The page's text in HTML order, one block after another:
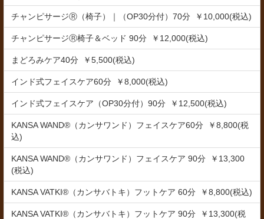
チャンピサージⓇ（椅子）｜（OP30分付）70分 ￥10,000(税込)
チャンピサージⓇ椅子＆ベッド 90分 ￥12,000(税込)
まどろみケア40分 ￥5,500(税込)
インド式フェイスケア60分 ￥8,000(税込)
インド式フェイスケア（OP30分付）90分 ￥12,500(税込)
KANSA WAND®（カンサワンド）フェイスケア60分 ￥8,800(税
込)
KANSA WAND®（カンサワンド）フェイスケア 90分 ￥13,300
(税込)
KANSA VATKI®（カンサバトキ）フットケア 60分 ￥8,800(税込)
KANSA VATKI®（カンサバトキ）フットケア 90分 ￥13,300(税